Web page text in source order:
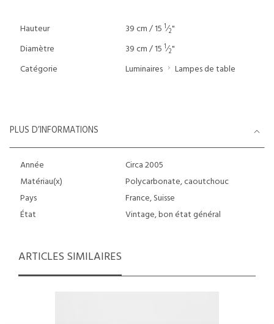
Hauteur 39 cm / 15 1⁄2"
Diamètre
39 cm / 15 1⁄2"
Catégorie
Luminaires Lampes de table
PLUS D’INFORMATIONS
Année
Circa 2005
Matériau(x)
Polycarbonate, caoutchouc
Pays
France, Suisse
État
Vintage, bon état général
ARTICLES SIMILAIRES